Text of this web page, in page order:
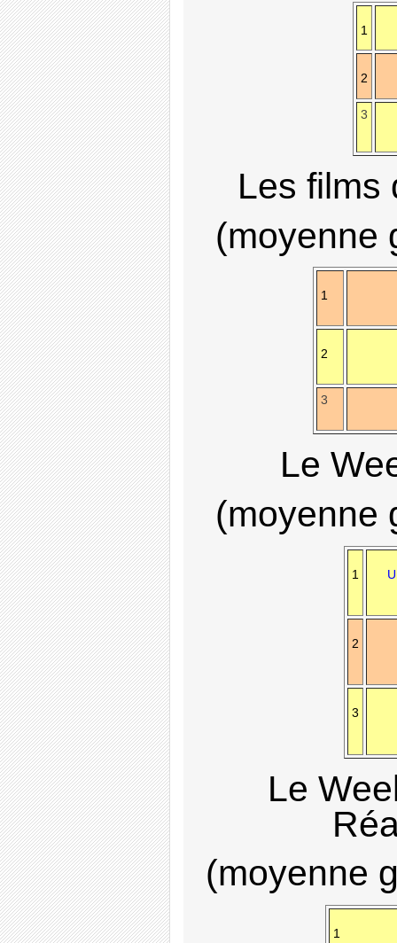
1
2
3
Les films
(moyenne
1
2
3
Le
(moyenne
1
2
3
Le
(moyenne
1